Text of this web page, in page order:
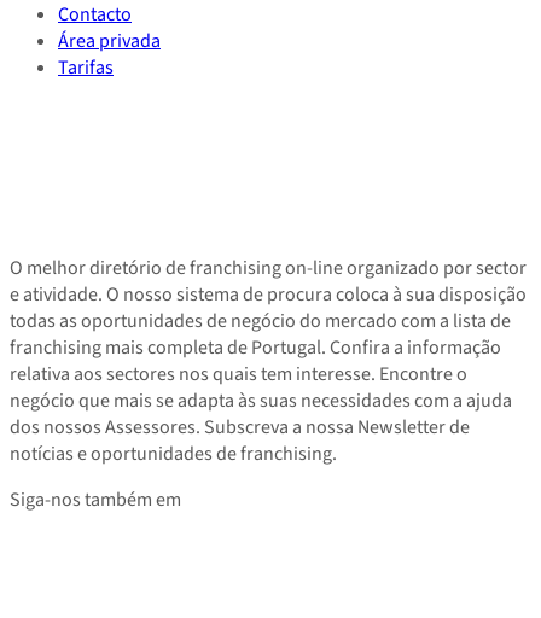
Contacto
Área privada
Tarifas
O melhor diretório de franchising on-line organizado por sector
e atividade. O nosso sistema de procura coloca à sua disposição
todas as oportunidades de negócio do mercado com a lista de
franchising mais completa de Portugal. Confira a informação
relativa aos sectores nos quais tem interesse. Encontre o
negócio que mais se adapta às suas necessidades com a ajuda
dos nossos Assessores. Subscreva a nossa Newsletter de
notícias e oportunidades de franchising.
Siga-nos também em